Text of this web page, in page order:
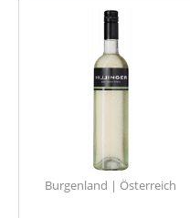
Burgenland | Österreich